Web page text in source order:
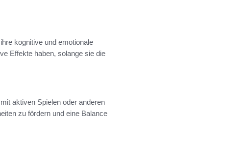
kognitive und emotionale
Effekte haben, solange sie die
aktiven Spielen oder anderen
zu fördern und eine Balance